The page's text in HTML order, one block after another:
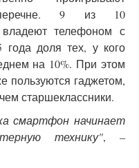
9 из 10
владеют телефоном с
года доля тех, у кого
на 10%. При этом
пользуются гаджетом,
старшеклассники.
смартфон начинает
технику", –